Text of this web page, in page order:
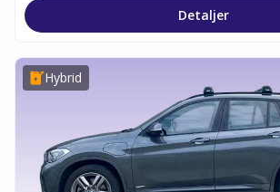
Detaljer
Hybrid